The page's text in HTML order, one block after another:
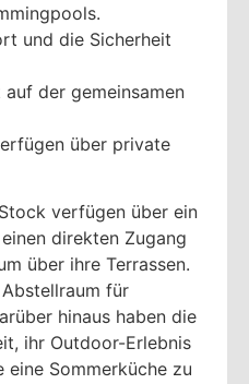
und die Sicherheit
auf der gemeinsamen
über private
verfügen über ein
direkten Zugang
über ihre Terrassen.
für
hinaus haben die
ihr Outdoor-Erlebnis
eine Sommerküche zu